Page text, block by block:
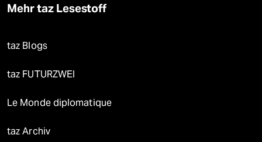
Mehr taz Lesestoff
taz Blogs
taz FUTURZWEI
Le Monde diplomatique
taz Archiv